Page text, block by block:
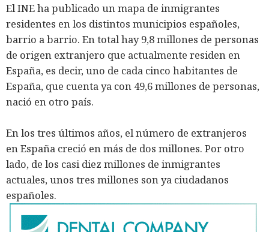
El INE ha publicado un mapa de inmigrantes
residentes en los distintos municipios españoles,
barrio a barrio. En total hay 9,8 millones de personas
de origen extranjero que actualmente residen en
España, es decir, uno de cada cinco habitantes de
España, que cuenta ya con 49,6 millones de personas,
nació en otro país.
En los tres últimos años, el número de extranjeros
en España creció en más de dos millones. Por otro
lado, de los casi diez millones de inmigrantes
actuales, unos tres millones son ya ciudadanos
españoles.